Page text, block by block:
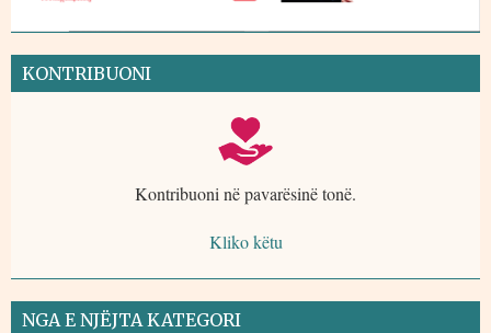
KONTRIBUONI
Kontribuoni në pavarësinë tonë.
Kliko këtu
NGA E NJËJTA KATEGORI